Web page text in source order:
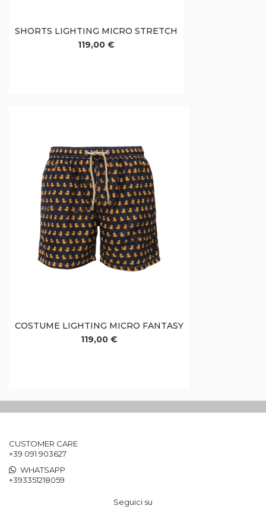
SHORTS LIGHTING MICRO STRETCH
119,00 €
COSTUME LIGHTING MICRO FANTASY
119,00 €
CUSTOMER CARE
+39 091 903627
WHATSAPP
+393351218059
Seguici su